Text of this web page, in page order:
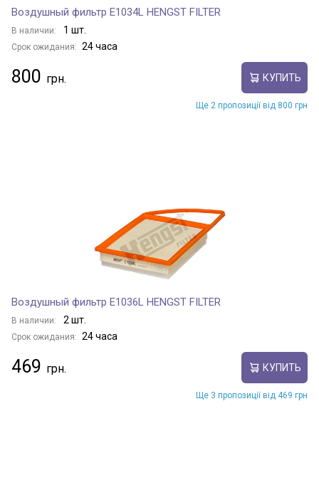
Воздушный фильтр E1034L HENGST FILTER
В наличии: 1 шт.
Срок ожидания: 24 часа
800 КУПИТЬ
Ще 2 пропозиції від 800 грн
Воздушный фильтр E1036L HENGST FILTER
В наличии: 2 шт.
Срок ожидания: 24 часа
469 КУПИТЬ
Ще 3 пропозиції від 469 грн